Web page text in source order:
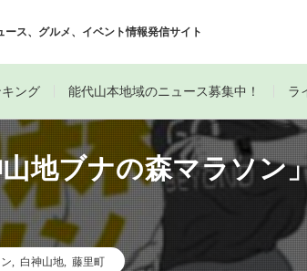
ス、グルメ、イベント情報発信サイト
ング 能代山本地域のニュース募集中！ ラ
地ブナの森マラソン
白神山地 藤里町